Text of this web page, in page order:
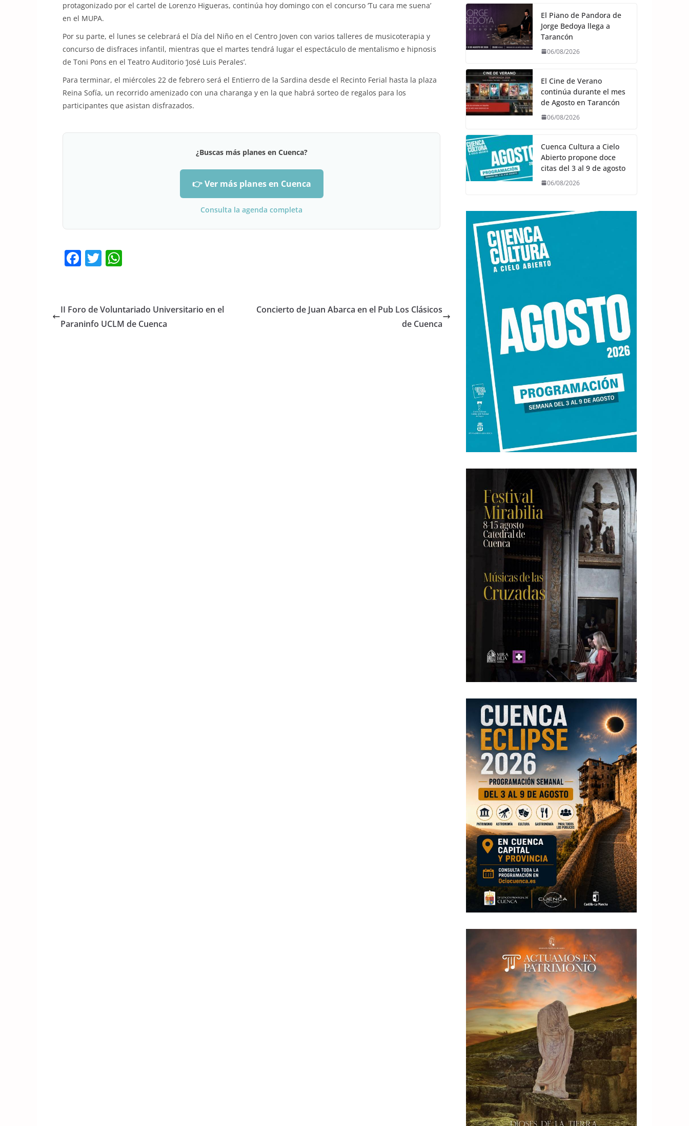
protagonizado por el cartel de Lorenzo Higueras, continúa hoy domingo con el concurso ‘Tu cara me suena’
en el MUPA.
Por su parte, el lunes se celebrará el Día del Niño en el Centro Joven con varios talleres de musicoterapia y
concurso de disfraces infantil, mientras que el martes tendrá lugar el espectáculo de mentalismo e hipnosis
de Toni Pons en el Teatro Auditorio ‘José Luis Perales’.
Para terminar, el miércoles 22 de febrero será el Entierro de la Sardina desde el Recinto Ferial hasta la plaza
Reina Sofía, un recorrido amenizado con una charanga y en la que habrá sorteo de regalos para los
participantes que asistan disfrazados.
¿Buscas más planes en Cuenca?
👉 Ver más planes en Cuenca
Consulta la agenda completa
F
e
b
T
er s
A
II Foro de Voluntariado Universitario en el
Paraninfo UCLM de Cuenca
Concierto de Juan Abarca en el Pub Los Clásicos
de Cuenca
El Piano de Pandora de
Jorge Bedoya llega a
Tarancón
06/08/2026
El Cine de Verano
continúa durante el mes
de Agosto en Tarancón
06/08/2026
Cuenca Cultura a Cielo
Abierto propone doce
citas del 3 al 9 de agosto
06/08/2026